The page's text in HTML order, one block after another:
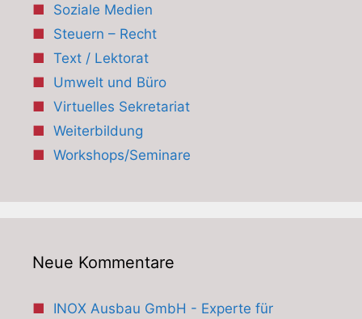
Soziale Medien
Steuern – Recht
Text / Lektorat
Umwelt und Büro
Virtuelles Sekretariat
Weiterbildung
Workshops/Seminare
Neue Kommentare
INOX Ausbau GmbH - Experte für